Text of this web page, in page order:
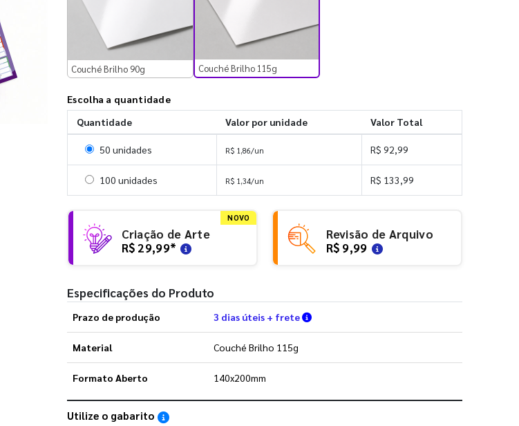
Couché Brilho 90g Couché Brilho 115g
Escolha a quantidade
Quantidade
Valor por unidade Valor Total
Selecionar 50 unidades
50 unidades R$ 1,86/un R$ 92,99
Selecionar 100 unidades
100 unidades R$ 1,34/un R$ 133,99
NOVO
Criação de Arte
R$ 29,99*
Revisão de Arquivo
R$ 9,99
Especificações do Produto
Prazo de produção 3 dias úteis + frete Verifique as condições de entrega
Material Couché Brilho 115g
Formato Aberto 140x200mm
Utilize o gabarito Saiba como utilizar os nossos gabaritos